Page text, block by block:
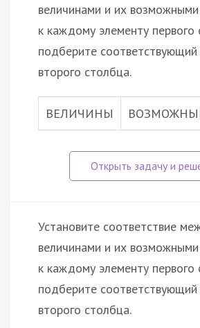
величинами и их
к каждому элементу первого
подберите соответствующий
второго столбца.
ВЕЛИЧИНЫ
Установите соответствие
величинами и их
к каждому элементу первого
подберите соответствующий
второго столбца.